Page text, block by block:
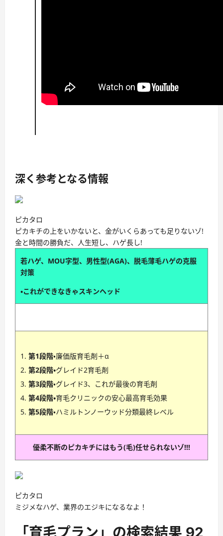
深く参考となる情報
ピカタロ
ピカキチの上をいかないと、金がいくらあっても足りないゾ!
金と時間の勝負だ、人生短し、ハゲ長し!
若ハゲ、MOU字型、男性型(AGA)、脱毛薄毛ハゲの克服
対策
・これができなきゃスキンヘッド
第1段階・廉価版育毛剤＋α
第2段階・グレイド2育毛剤
第3段階・グレイド3、これが最後の育毛剤
第4段階・育毛クリニックの安心最高育毛効果
第5段階・ハミルトンノーウッド分類最終レベル
優柔不断のピカキチにはもう(毛)任せられないゾ!!!
ピカタロ
ミジメなハゲ、業界のエジキになるなよ！
「育毛プラン」の検索結果 92